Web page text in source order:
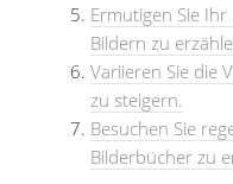
Ermutigen Sie
Bildern zu
Variieren Sie die
zu steigern.
Besuchen Sie
Bilderbücher zu